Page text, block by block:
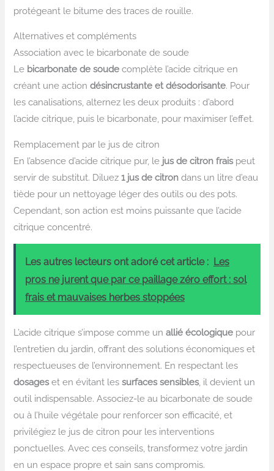
protégeant le bitume des traces de rouille.
Alternatives et compléments
Association avec le bicarbonate de soude
Le bicarbonate de soude complète l’acide citrique en
créant une actiondésincrustante et désodorisante. Pour
les canalisations, alternez les deux produits : d’abord
l’acide citrique, puis le bicarbonate, pour maximiser l’effet.
Remplacement par le jus de citron
En l’absence d’acide citrique pur, le jus de citron fraispeut
servir de substitut. Diluez1 jus de citron dans un litre d’eau
tiède pour un nettoyage léger des outils ou des pots.
Cependant, son action est moins puissante que l’acide
citrique concentré.
Les autres lecteurs ont adoré cet article : Les
pros ne jurent que par ce paillage zéro effort : sol
frais et mauvaises herbes stoppées
L’acide citrique s’impose comme unallié écologique pour
l’entretien du jardin, offrant des solutions économiques et
respectueuses de l’environnement. En respectant les
dosageset en évitant lessurfaces sensibles, il devient un
outil indispensable. Associez-le au bicarbonate de soude
ou à l’huile végétale pour renforcer son efficacité, et
privilégiez le jus de citron pour les interventions
ponctuelles. Avec ces conseils, transformez votre jardin
en un espace propre et sain sans compromis.